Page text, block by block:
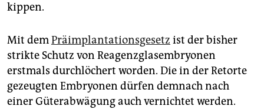
kippen.
Mit demPräimplantationsgesetz ist der bisher
strikte Schutz von Reagenzglasembryonen
erstmals durchlöchert worden. Die in der Retorte
gezeugten Embryonen dürfen demnach nach
einer Güterabwägung auch vernichtet werden.